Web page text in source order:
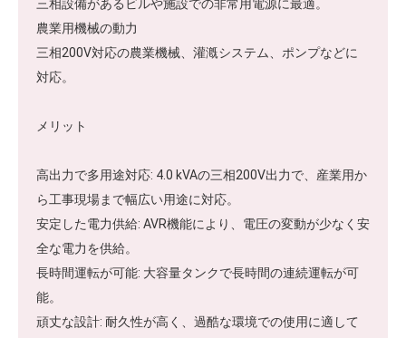
三相設備があるビルや施設での非常用電源に最適。
農業用機械の動力
三相200V対応の農業機械、灌漑システム、ポンプなどに
対応。
メリット
高出力で多用途対応: 4.0 kVAの三相200V出力で、産業用か
ら工事現場まで幅広い用途に対応。
安定した電力供給: AVR機能により、電圧の変動が少なく安
全な電力を供給。
長時間運転が可能: 大容量タンクで長時間の連続運転が可
能。
頑丈な設計: 耐久性が高く、過酷な環境での使用に適して